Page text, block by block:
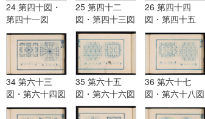
24 第四十図・
第四十一図
25 第四十二
図・第四十三図
26 第四十四
図・第四十五
図・第四十六図
34 第六十三
図・第六十四図
35 第六十五
図・第六十六図
36 第六十七
図・第六十八図